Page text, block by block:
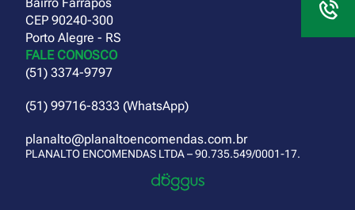
CEP 90240-300
Porto Alegre - RS
FALE CONOSCO
(51) 3374-9797
(51) 99716-8333 (WhatsApp)
planalto@planaltoencomendas.com.br
PLANALTO ENCOMENDAS LTDA – 90.735.549/0001-17.